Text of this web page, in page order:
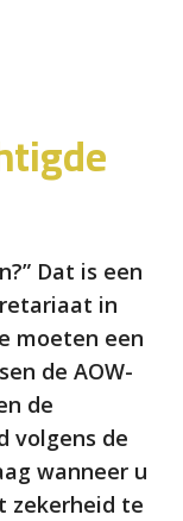
Dat is een
in
moeten een
de AOW-
de
volgens de
wanneer u
zekerheid te